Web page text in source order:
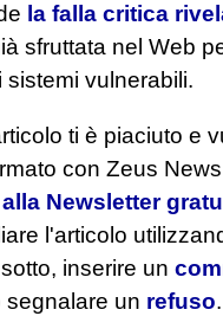
la falla critica
sfruttata nel Web
sistemi vulnerabili.
ti è piaciuto e
con Zeus News
Newsletter
l'articolo
inserire un
segnalare un refuso.